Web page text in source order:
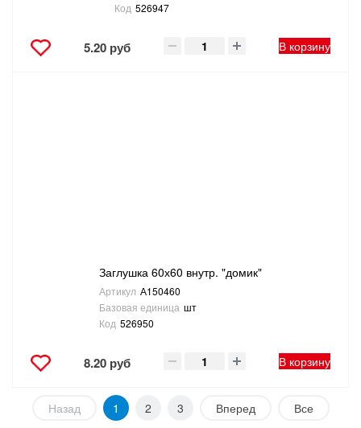
Код 526947
5.20 руб В корзину
Заглушка 60х60 внутр. "домик"
Артикул А150460
Базовая единица шт
Код 526950
8.20 руб В корзину
Назад 1 2 3 Вперед Все